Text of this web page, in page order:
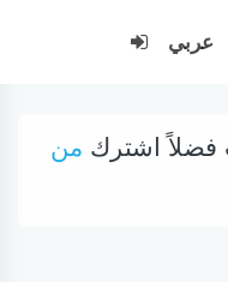
عربي
فضلاً اشترك من